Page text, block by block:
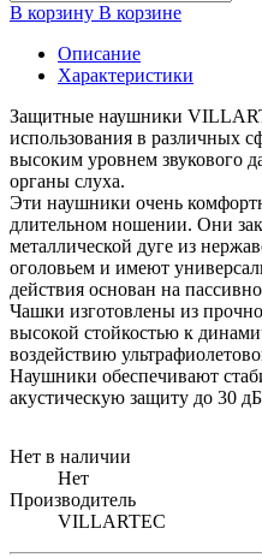
В корзину В корзине
Описание
Характеристики
Защитные наушники
использования в различных
высоким уровнем звукового
органы слуха.
Эти наушники очень
длительном ношении. Они
металлической дуге из
оголовьем и имеют
действия основан на
Чашки изготовлены из
высокой стойкостью к
воздействию
Наушники обеспечивают
акустическую защиту до 30
Нет в наличии
Нет
Производитель
VILLARTEC